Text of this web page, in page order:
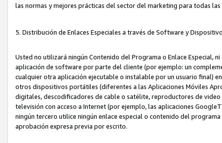
las normas y mejores prácticas del sector del marketing para todas
5. Distribución de Enlaces Especiales a través de Software y
Usted no utilizará ningún Contenido del Programa o Enlace Especial,
aplicación de software por parte del cliente (por ejemplo: un
cualquier otra aplicación ejecutable o instalable por un usuario final)
otros dispositivos portátiles (diferentes a las Aplicaciones Móviles
digitales, descodificadores de cable o satélite, reproductores de
televisión con acceso a Internet (por ejemplo, las aplicaciones
ningún tercero utilice ningún enlace especial o contenido del
aprobación expresa previa por escrito.